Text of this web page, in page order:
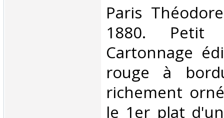
‎Paris
1880. Petit
Cartonnage
rouge à
richement
le 1er plat